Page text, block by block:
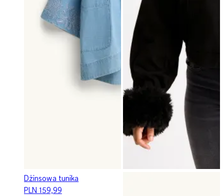
Dżinsowa tunika
PLN 159,99